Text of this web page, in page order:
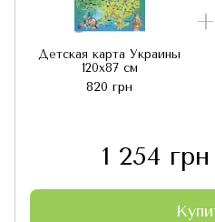
Детская карта Украины
120х87 см
820 грн
1 254 грн